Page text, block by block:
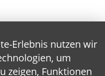
Erlebnis nutzen wir
um
zeigen, Funktionen